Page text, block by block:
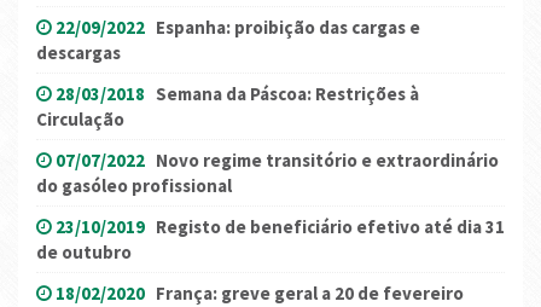
22/09/2022 Espanha: proibição das cargas e
descargas
28/03/2018 Semana da Páscoa: Restrições à
Circulação
07/07/2022 Novo regime transitório e extraordinário
do gasóleo profissional
23/10/2019 Registo de beneficiário efetivo até dia 31
de outubro
18/02/2020 França: greve geral a 20 de fevereiro